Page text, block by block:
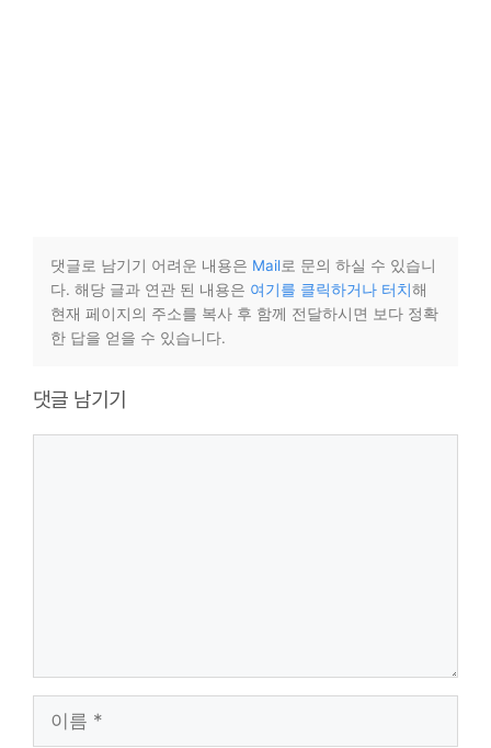
댓글로 남기기 어려운 내용은 Mail로 문의 하실 수 있습니
다. 해당 글과 연관 된 내용은 여기를 클릭하거나 터치해
현재 페이지의 주소를 복사 후 함께 전달하시면 보다 정확
한 답을 얻을 수 있습니다.
댓글 남기기